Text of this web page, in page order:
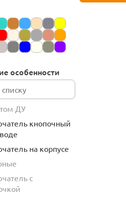
особенности
ДУ
кнопочный
на корпусе
с